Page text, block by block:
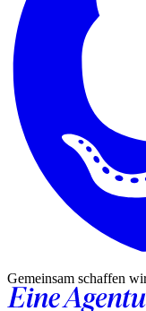
Gemeinsam schaffen